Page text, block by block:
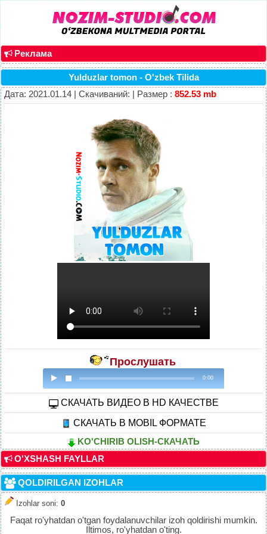
Реклама
Yulduzlar tomon - O'zbek Tilida
Дата: 2021.01.14 | Скачиваний: | Размер : 852.53 mb
Прослушать
0:00
CКАЧАТЬ ВИДЕО В HD КАЧЕСТВЕ
СКАЧАТЬ В MOBIL ФОРМАТЕ
KO'CHIRIB OLISH-СКАЧАТЬ
O'XSHASH FAYLLAR
QOLDIRILGAN IZOHLAR
Izohlar soni: 0
Faqat ro'yhatdan o'tgan foydalanuvchilar izoh qoldirishi mumkin.
Iltimos, ro'yhatdan o'ting.